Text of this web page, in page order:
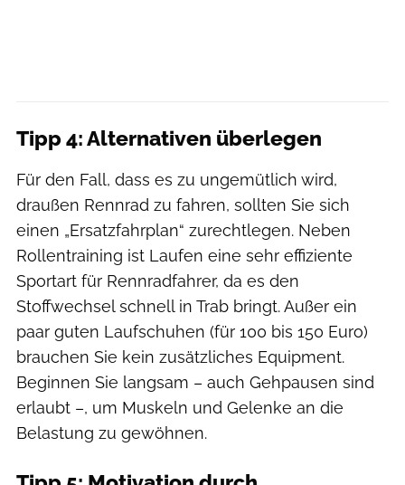
Tipp 4: Alternativen überlegen
Für den Fall, dass es zu ungemütlich wird,
draußen Rennrad zu fahren, sollten Sie sich
einen „Ersatzfahrplan“ zurechtlegen. Neben
Rollentraining ist Laufen eine sehr effiziente
Sportart für Rennradfahrer, da es den
Stoffwechsel schnell in Trab bringt. Außer ein
paar guten Laufschuhen (für 100 bis 150 Euro)
brauchen Sie kein zusätzliches Equipment.
Beginnen Sie langsam – auch Gehpausen sind
erlaubt –, um Muskeln und Gelenke an die
Belastung zu gewöhnen.